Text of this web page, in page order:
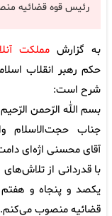
رئیس قوه‌ قضائیه
به گزارش مملکت
حکم رهبر انقلاب
شرح است:
بسم الله الرّحمن الرّحیم
جناب حجت‌الاسلام
آقای محسنی اژه‌ای
با قدردانی از
یکصد و پنجاه و هفتم
قضائیه منصوب می‌کنم.